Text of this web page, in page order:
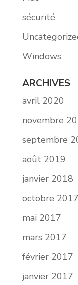
sécurité
Windows
ARCHIVES
avril 2020
novembre
septembre
août 2019
janvier 2018
octobre 2017
mai 2017
mars 2017
février 2017
janvier 2017